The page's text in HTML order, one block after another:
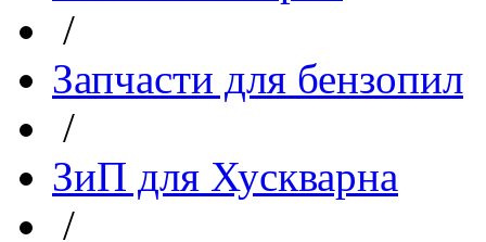
/
Запчасти для бензопил
/
ЗиП для Хускварна
/